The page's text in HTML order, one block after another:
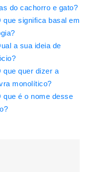
do cachorro e gato?
que significa basal em
a sua ideia de
que quer dizer a
monolítico?
que é o nome desse